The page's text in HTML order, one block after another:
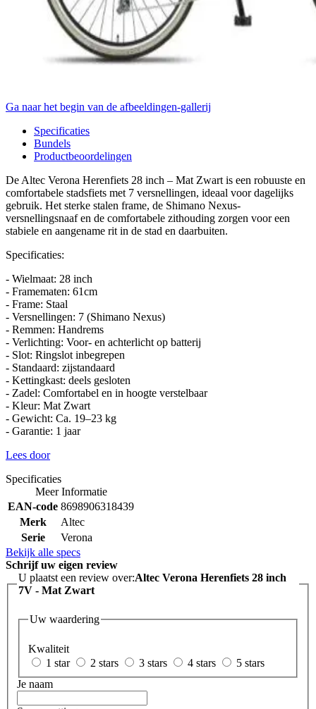
Ga naar het begin van de afbeeldingen-gallerij
Specificaties
Bundels
Productbeoordelingen
De Altec Verona Herenfiets 28 inch – Mat Zwart is een robuuste en
comfortabele stadsfiets met 7 versnellingen, ideaal voor dagelijks
gebruik. Het sterke stalen frame, de Shimano Nexus-
versnellingsnaaf en de comfortabele zithouding zorgen voor een
stabiele en aangename rit in de stad en daarbuiten.
Specificaties:
- Wielmaat: 28 inch
- Framematen: 61cm
- Frame: Staal
- Versnellingen: 7 (Shimano Nexus)
- Remmen: Handrems
- Verlichting: Voor- en achterlicht op batterij
- Slot: Ringslot inbegrepen
- Standaard: zijstandaard
- Kettingkast: deels gesloten
- Zadel: Comfortabel en in hoogte verstelbaar
- Kleur: Mat Zwart
- Gewicht: Ca. 19–23 kg
- Garantie: 1 jaar
Lees door
Specificaties
Meer Informatie
EAN-code 8698906318439
Merk
Altec
Serie
Verona
Bekijk alle specs
Schrijf uw eigen review
U plaatst een review over:Altec Verona Herenfiets 28 inch
7V - Mat Zwart
Uw waardering
Kwaliteit
1 star
2 stars 3 stars 4 stars
5 stars
Je naam